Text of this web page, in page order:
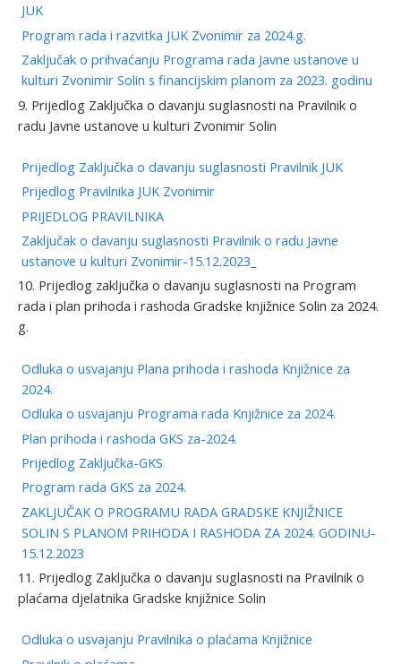
JUK
Program rada i razvitka JUK Zvonimir za 2024.g.
Zaključak o prihvaćanju Programa rada Javne ustanove u
kulturi Zvonimir Solin s financijskim planom za 2023. godinu
9. Prijedlog Zaključka o davanju suglasnosti na Pravilnik o
radu Javne ustanove u kulturi Zvonimir Solin
Prijedlog Zaključka o davanju suglasnosti Pravilnik JUK
Prijedlog Pravilnika JUK Zvonimir
PRIJEDLOG PRAVILNIKA
Zaključak o davanju suglasnosti Pravilnik o radu Javne
ustanove u kulturi Zvonimir-15.12.2023_
10. Prijedlog zaključka o davanju suglasnosti na Program
rada i plan prihoda i rashoda Gradske knjižnice Solin za 2024.
g.
Odluka o usvajanju Plana prihoda i rashoda Knjižnice za
2024.
Odluka o usvajanju Programa rada Knjižnice za 2024.
Plan prihoda i rashoda GKS za-2024.
Prijedlog Zaključka-GKS
Program rada GKS za 2024.
ZAKLJUČAK O PROGRAMU RADA GRADSKE KNJIŽNICE
SOLIN S PLANOM PRIHODA I RASHODA ZA 2024. GODINU-
15.12.2023
11. Prijedlog Zaključka o davanju suglasnosti na Pravilnik o
plaćama djelatnika Gradske knjižnice Solin
Odluka o usvajanju Pravilnika o plaćama Knjižnice